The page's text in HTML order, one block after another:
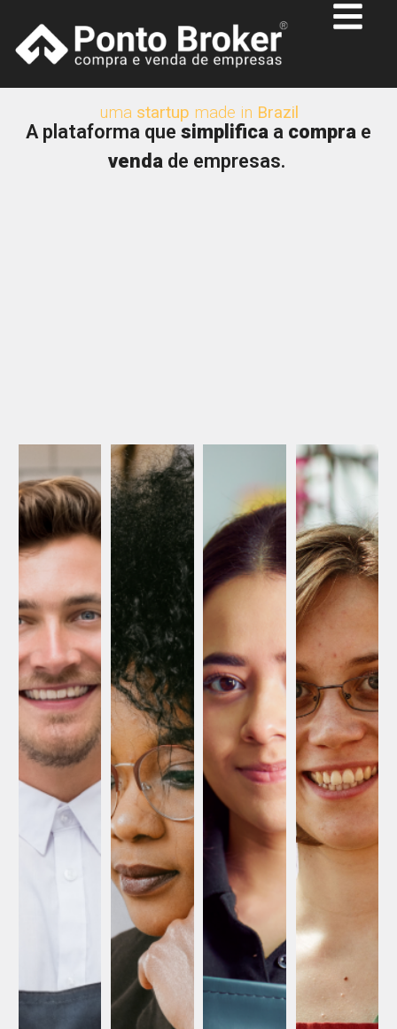
uma startup made in Brazil
A plataforma que simplifica a compra e
vendade empresas.